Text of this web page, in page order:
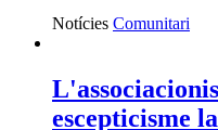
Més informació
Segueix-nos